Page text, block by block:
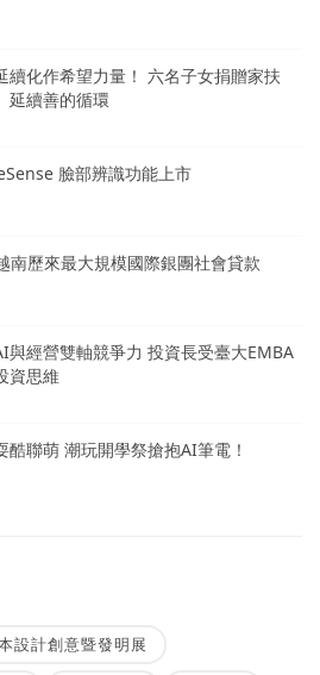
續化作希望力量！ 六名子女捐贈家扶
延續善的循環
臉部辨識功能上市
南歷來最大規模國際銀團社會貸款
與經營雙軸競爭力 投資長受臺大EMBA
資思維
酷聯萌 潮玩開學祭搶抱AI筆電！
設計創意暨發明展